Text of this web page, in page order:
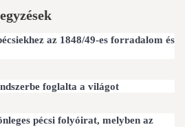
az 1848/49-es forradalom és
foglalta a világot
pécsi folyóirat, melyben az